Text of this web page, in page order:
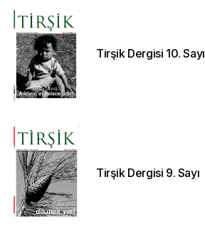
Tirşik Dergisi 10. Sayı
Tirşik Dergisi 9. Sayı